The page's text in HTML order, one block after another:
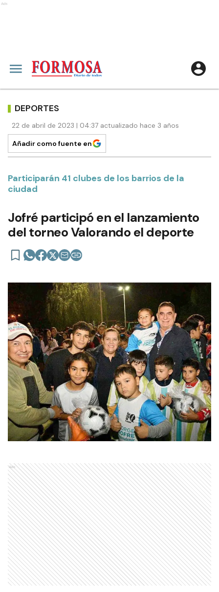
Ads
DEPORTES
22 de abril de 2023 | 04:37 actualizado hace 3 años
Añadir como fuente en
Participarán 41 clubes de los barrios de la
ciudad
Jofré participó en el lanzamiento
del torneo Valorando el deporte
Ads